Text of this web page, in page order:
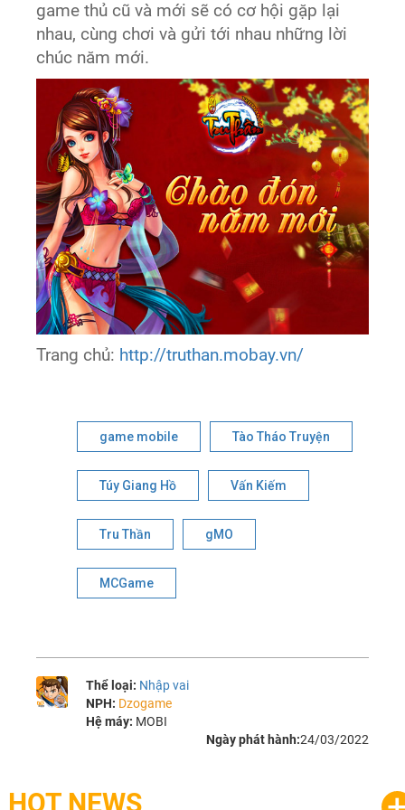
game thủ cũ và mới sẽ có cơ hội gặp lại
nhau, cùng chơi và gửi tới nhau những lời
chúc năm mới.
Trang chủ: http://truthan.mobay.vn/
game mobile Tào Tháo Truyện
Túy Giang Hồ Vấn Kiếm
Tru Thần gMO
MCGame
Thể loại: Nhập vai
NPH: Dzogame
Hệ máy: MOBI
Ngày phát hành:24/03/2022
HOT NEWS